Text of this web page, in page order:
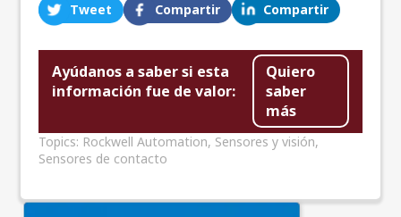
Tweet Compartir Compartir
Ayúdanos a saber si esta
información fue de valor:
Quiero
saber
más
Topics: Rockwell Automation, Sensores y visión,
Sensores de contacto